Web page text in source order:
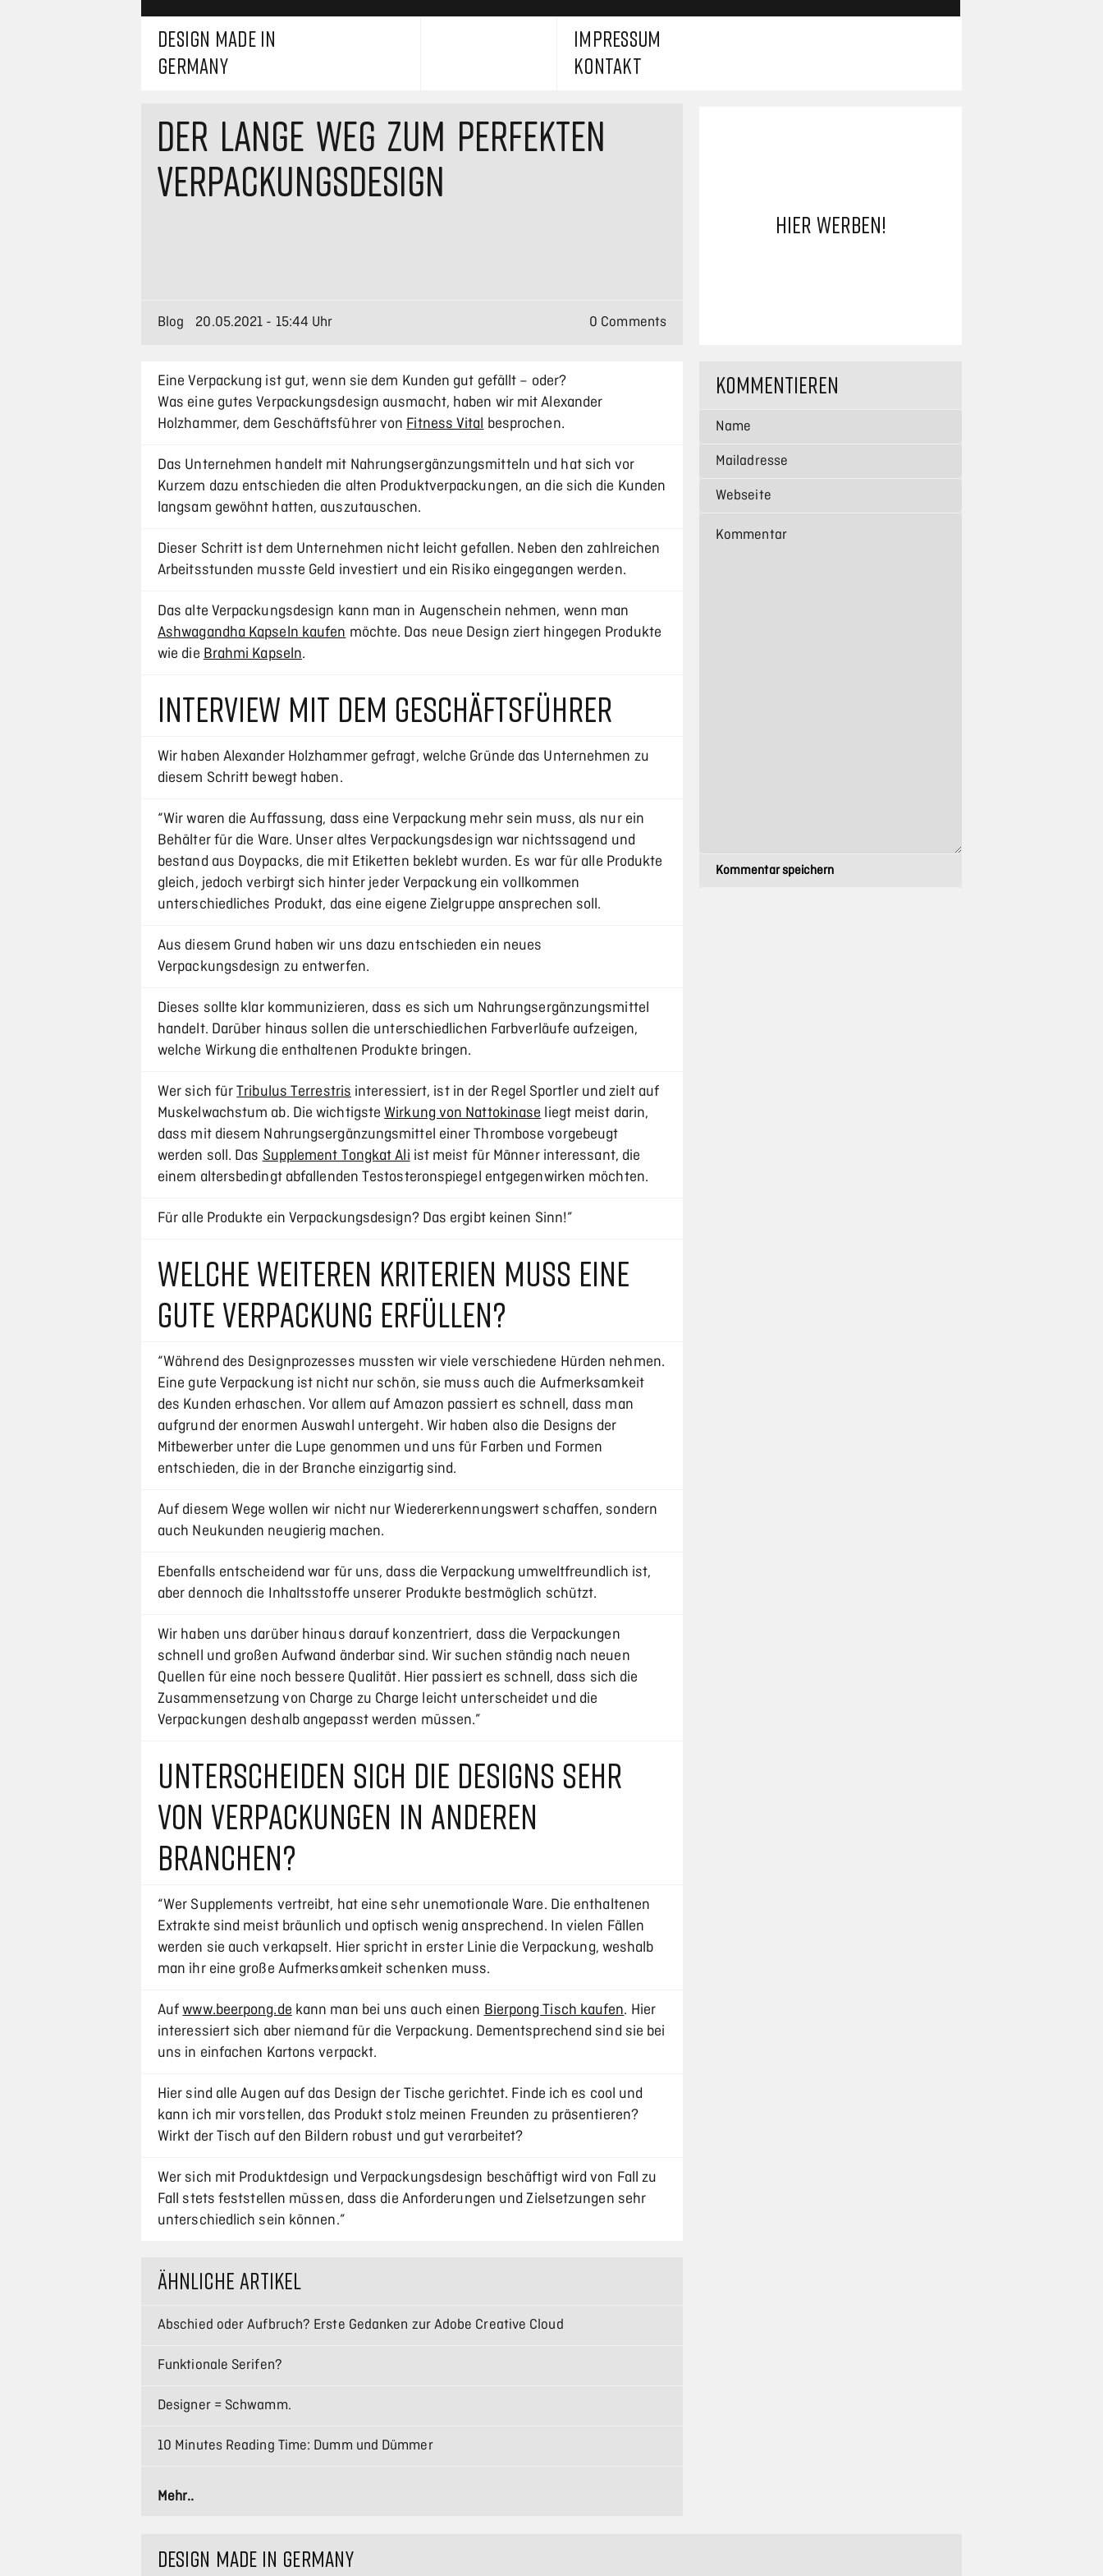
DESIGN MADE IN
GERMANY
IMPRESSUM
KONTAKT
DER LANGE WEG ZUM PERFEKTEN
VERPACKUNGSDESIGN
0 Comments
Blog 20.05.2021 - 15:44 Uhr
Eine Verpackung ist gut, wenn sie dem Kunden gut gefällt – oder?
Was eine gutes Verpackungsdesign ausmacht, haben wir mit Alexander
Holzhammer, dem Geschäftsführer vonFitness Vitalbesprochen.
Das Unternehmen handelt mit Nahrungsergänzungsmitteln und hat sich vor
Kurzem dazu entschieden die alten Produktverpackungen, an die sich die Kunden
langsam gewöhnt hatten, auszutauschen.
Dieser Schritt ist dem Unternehmen nicht leicht gefallen. Neben den zahlreichen
Arbeitsstunden musste Geld investiert und ein Risiko eingegangen werden.
Das alte Verpackungsdesign kann man in Augenschein nehmen, wenn man
Ashwagandha Kapseln kaufenmöchte. Das neue Design ziert hingegen Produkte
wie dieBrahmi Kapseln.
INTERVIEW MIT DEM GESCHÄFTSFÜHRER
Wir haben Alexander Holzhammer gefragt, welche Gründe das Unternehmen zu
diesem Schritt bewegt haben.
“Wir waren die Auffassung, dass eine Verpackung mehr sein muss, als nur ein
Behälter für die Ware. Unser altes Verpackungsdesign war nichtssagend und
bestand aus Doypacks, die mit Etiketten beklebt wurden. Es war für alle Produkte
gleich, jedoch verbirgt sich hinter jeder Verpackung ein vollkommen
unterschiedliches Produkt, das eine eigene Zielgruppe ansprechen soll.
Aus diesem Grund haben wir uns dazu entschieden ein neues
Verpackungsdesign zu entwerfen.
Dieses sollte klar kommunizieren, dass es sich um Nahrungsergänzungsmittel
handelt. Darüber hinaus sollen die unterschiedlichen Farbverläufe aufzeigen,
welche Wirkung die enthaltenen Produkte bringen.
Wer sich fürTribulus Terrestris interessiert, ist in der Regel Sportler und zielt auf
Muskelwachstum ab. Die wichtigsteWirkung von Nattokinaseliegt meist darin,
dass mit diesem Nahrungsergänzungsmittel einer Thrombose vorgebeugt
werden soll. DasSupplement Tongkat Aliist meist für Männer interessant, die
einem altersbedingt abfallenden Testosteronspiegel entgegenwirken möchten.
Für alle Produkte ein Verpackungsdesign? Das ergibt keinen Sinn!”
WELCHE WEITEREN KRITERIEN MUSS EINE
GUTE VERPACKUNG ERFÜLLEN?
“Während des Designprozesses mussten wir viele verschiedene Hürden nehmen.
Eine gute Verpackung ist nicht nur schön, sie muss auch die Aufmerksamkeit
des Kunden erhaschen. Vor allem auf Amazon passiert es schnell, dass man
aufgrund der enormen Auswahl untergeht. Wir haben also die Designs der
Mitbewerber unter die Lupe genommen und uns für Farben und Formen
entschieden, die in der Branche einzigartig sind.
Auf diesem Wege wollen wir nicht nur Wiedererkennungswert schaffen, sondern
auch Neukunden neugierig machen.
Ebenfalls entscheidend war für uns, dass die Verpackung umweltfreundlich ist,
aber dennoch die Inhaltsstoffe unserer Produkte bestmöglich schützt.
Wir haben uns darüber hinaus darauf konzentriert, dass die Verpackungen
schnell und großen Aufwand änderbar sind. Wir suchen ständig nach neuen
Quellen für eine noch bessere Qualität. Hier passiert es schnell, dass sich die
Zusammensetzung von Charge zu Charge leicht unterscheidet und die
Verpackungen deshalb angepasst werden müssen.”
UNTERSCHEIDEN SICH DIE DESIGNS SEHR
VON VERPACKUNGEN IN ANDEREN
BRANCHEN?
“Wer Supplements vertreibt, hat eine sehr unemotionale Ware. Die enthaltenen
Extrakte sind meist bräunlich und optisch wenig ansprechend. In vielen Fällen
werden sie auch verkapselt. Hier spricht in erster Linie die Verpackung, weshalb
man ihr eine große Aufmerksamkeit schenken muss.
Aufwww.beerpong.dekann man bei uns auch einenBierpong Tisch kaufen. Hier
interessiert sich aber niemand für die Verpackung. Dementsprechend sind sie bei
uns in einfachen Kartons verpackt.
Hier sind alle Augen auf das Design der Tische gerichtet. Finde ich es cool und
kann ich mir vorstellen, das Produkt stolz meinen Freunden zu präsentieren?
Wirkt der Tisch auf den Bildern robust und gut verarbeitet?
Wer sich mit Produktdesign und Verpackungsdesign beschäftigt wird von Fall zu
Fall stets feststellen müssen, dass die Anforderungen und Zielsetzungen sehr
unterschiedlich sein können.”
ÄHNLICHE ARTIKEL
Abschied oder Aufbruch? Erste Gedanken zur Adobe Creative Cloud
Funktionale Serifen?
Designer = Schwamm.
10 Minutes Reading Time: Dumm und Dümmer
Responsive Typography – Interview mit Oliver Reichenstein
Reinigung von Industrieanlagen: Verfahren, Herausforderungen und die Rolle der
Mehr..
HIER WERBEN!
KOMMENTIEREN
DESIGN MADE IN GERMANY